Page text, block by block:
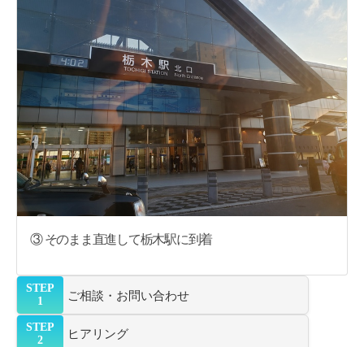
③ そのまま直進して栃木駅に到着
STEP
1
ご相談・お問い合わせ
STEP
2
ヒアリング